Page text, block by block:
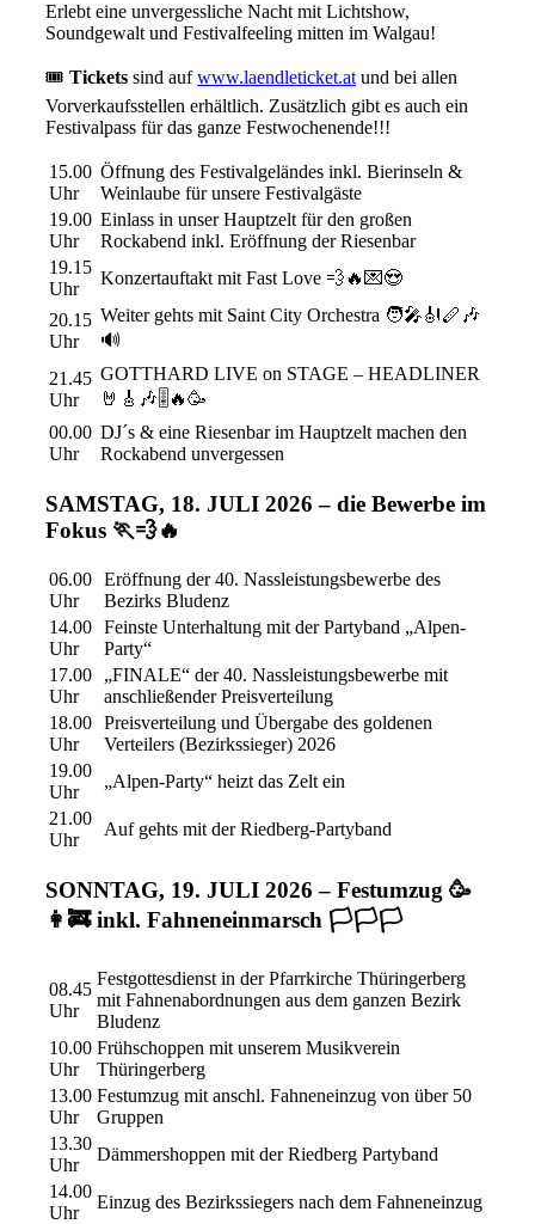
Erlebt eine unvergessliche Nacht mit Lichtshow,
Soundgewalt und Festivalfeeling mitten im Walgau!
🎟️ Tickets sind aufwww.laendleticket.at und bei allen
Vorverkaufsstellen erhältlich. Zusätzlich gibt es auch ein
Festivalpass für das ganze Festwochenende!!!
15.00
Uhr
Öffnung des Festivalgeländes inkl. Bierinseln &
Weinlaube für unsere Festivalgäste
19.00
Uhr
Einlass in unser Hauptzelt für den großen
Rockabend inkl. Eröffnung der Riesenbar
19.15
Uhr
Konzertauftakt mit Fast Love 💨🔥💌😍
20.15
Uhr
Weiter gehts mit Saint City Orchestra 🧑‍🎤🎻🪈🎶
🔊
21.45
Uhr
GOTTHARD LIVE on STAGE – HEADLINER
🤘🎸🎶🎚️🔥🥳
00.00
Uhr
DJ´s & eine Riesenbar im Hauptzelt machen den
Rockabend unvergessen
SAMSTAG, 18. JULI 2026 – die Bewerbe im
Fokus 🏃💨🔥
06.00
Uhr
Eröffnung der 40. Nassleistungsbewerbe des
Bezirks Bludenz
14.00
Uhr
Feinste Unterhaltung mit der Partyband „Alpen-
Party“
17.00
Uhr
„FINALE“ der 40. Nassleistungsbewerbe mit
anschließender Preisverteilung
18.00
Uhr
Preisverteilung und Übergabe des goldenen
Verteilers (Bezirkssieger) 2026
19.00
Uhr
„Alpen-Party“ heizt das Zelt ein
21.00
Uhr
Auf gehts mit der Riedberg-Partyband
SONNTAG, 19. JULI 2026 – Festumzug 🥳
👩‍🚒 inkl. Fahneneinmarsch 🏳️🏳️🏳️
08.45
Uhr
Festgottesdienst in der Pfarrkirche Thüringerberg
mit Fahnenabordnungen aus dem ganzen Bezirk
Bludenz
10.00
Uhr
Frühschoppen mit unserem Musikverein
Thüringerberg
13.00
Uhr
Festumzug mit anschl. Fahneneinzug von über 50
Gruppen
13.30
Uhr
Dämmershoppen mit der Riedberg Partyband
14.00
Uhr
Einzug des Bezirkssiegers nach dem Fahneneinzug